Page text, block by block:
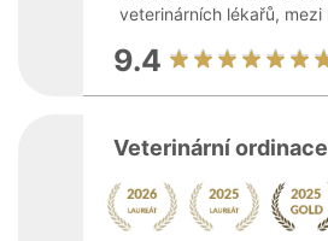
veterinárních lékařů, mezi
9.4
Veterinární